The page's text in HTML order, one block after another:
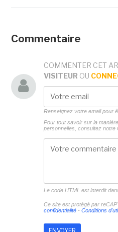
Commentaire
COMMENTER CET
VISITEUR OU
Renseignez votre email pour
Pour tout savoir sur la
personnelles, consultez notre
Le code HTML est interdit
Ce site est protégé par
confidentialité- Conditions